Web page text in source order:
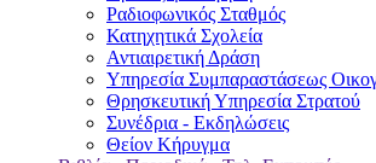
Ραδιοφωνικός Σταθμός
Κατηχητικά Σχολεία
Αντιαιρετική Δράση
Υπηρεσία Συμπαραστάσεως
Θρησκευτική Υπηρεσία Στρατού
Συνέδρια - Εκδηλώσεις
Θείον Κήρυγμα